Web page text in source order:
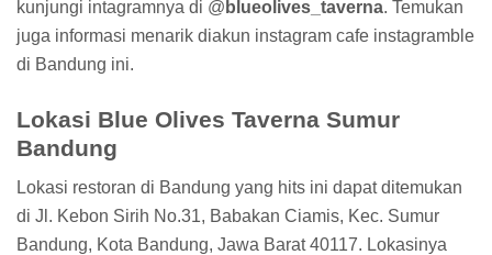
kunjungi intagramnya di @ blueolives_taverna. Temukan
juga informasi menarik diakun instagram cafe instagramble
di Bandung ini.
Lokasi Blue Olives Taverna Sumur
Bandung
Lokasi restoran di Bandung yang hits ini dapat ditemukan
di Jl. Kebon Sirih No.31, Babakan Ciamis, Kec. Sumur
Bandung, Kota Bandung, Jawa Barat 40117. Lokasinya